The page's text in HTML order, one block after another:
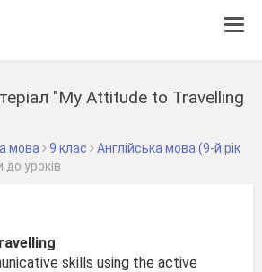
"My Attitude to Travelling​​
мова 9 клас
Англійська мова (9-й рік
до уроків
skills using the active